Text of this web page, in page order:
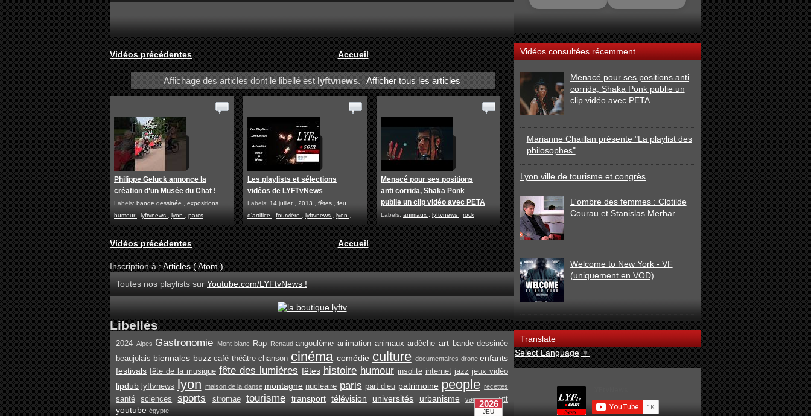
Vidéos précédentes Accueil
Affichage des articles dont le libellé est lyftvnews. Afficher tous les articles
Philippe Geluck annonce la
création d'un Musée du Chat !
Labels: bande dessinée , expositions ,
humour , lyftvnews , lyon , parcs
Les playlists et sélections
vidéos de LYFTvNews
Labels: 14 juillet , 2013 , fêtes , feu
d'artifice , fourvière , lyftvnews , lyon ,
vidéos
Menacé pour ses positions
anti corrida, Shaka Ponk
publie un clip vidéo avec PETA
Labels: animaux , lyftvnews , rock
Vidéos précédentes Accueil
Inscription à :Articles ( Atom )
Toutes nos playlists sur Youtube.com/LYFtvNews !
Libellés
2024 Alpes Gastronomie Mont blanc Rap Renaud angoulème animation animaux ardèche art bande dessinée
beaujolais biennales buzz café théâtre chanson cinéma comédie culture documentaires drone enfants
festivals fête de la musique fête des lumières fêtes histoire humour insolite internet jazz jeux vidéo
lipdub lyftvnews lyon maison de la danse montagne nucléaire paris part dieu patrimoine people recettes
santé sciences sports stromae tourisme transport télévision universités urbanisme vacances vtt
youtube égypte
Vidéos consultées récemment
Menacé pour ses positions anti
corrida, Shaka Ponk publie un
clip vidéo avec PETA
Marianne Chaillan présente "La playlist des
philosophes"
Lyon ville de tourisme et congrès
L'ombre des femmes : Clotilde
Courau et Stanislas Merhar
Welcome to New York - VF
(uniquement en VOD)
Translate
Select Language▼